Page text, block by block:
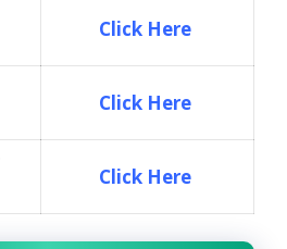
Click Here
Click Here
Click Here